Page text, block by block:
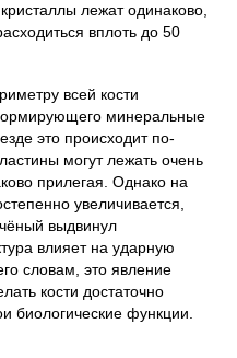
лежат одинаково,
вплоть до 50
всей кости
минеральные
это происходит по-
могут лежать очень
прилегая. Однако на
увеличивается,
выдвинул
влияет на ударную
словам, это явление
кости достаточно
биологические функции.